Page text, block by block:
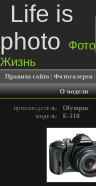
Life is
photo
Фото
Жизнь
Правила сайта | Фотогалерея |
О модели
производитель:
Olympus
модель:
E-510